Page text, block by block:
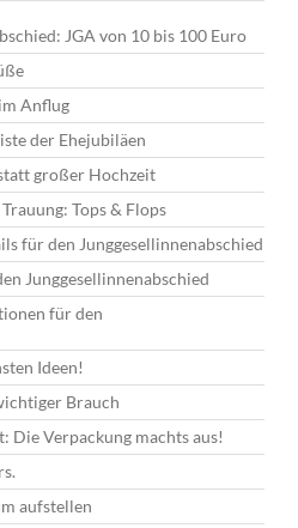
JGA von 10 bis 100 Euro
Anflug
der Ehejubiläen
großer Hochzeit
Tops & Flops
für den Junggesellinnenabschied
Junggesellinnenabschied
für den
Ideen!
Brauch
Die Verpackung machts aus!
aufstellen